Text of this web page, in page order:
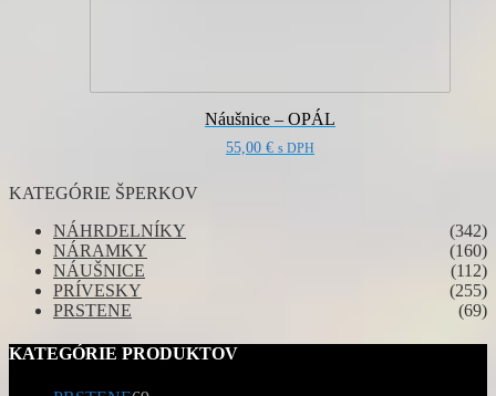
Náušnice – OPÁL
55,00 € s DPH
KATEGÓRIE ŠPERKOV
NÁHRDELNÍKY
(342)
NÁRAMKY
(160)
NÁUŠNICE
(112)
PRÍVESKY
(255)
PRSTENE
(69)
KATEGÓRIE PRODUKTOV